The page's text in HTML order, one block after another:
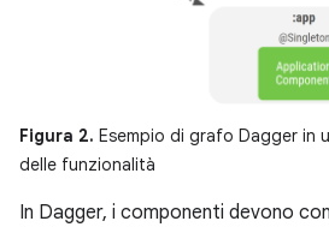
Figura 2. Esempio di grafo Dagger in
delle funzionalità
In Dagger, i componenti devono